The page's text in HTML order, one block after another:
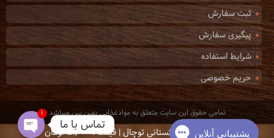
ثبت سفارش
پیگیری سفارش
شرایط استفاده
حریم خصوصی
تمامی حقوق این سایت متعلق به موادغذایی بهین بین میباشد
تماس با ما
1